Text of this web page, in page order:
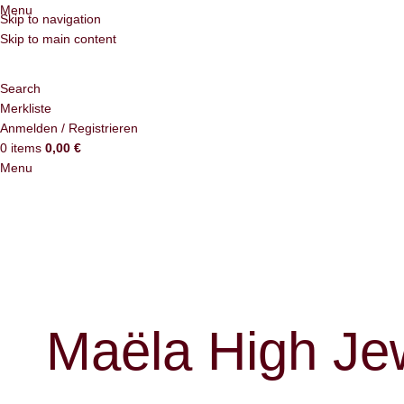
Skip to navigation
Skip to main content
Menu
Search
Merkliste
Anmelden / Registrieren
0 items 0,00 €
Menu
Maëla High